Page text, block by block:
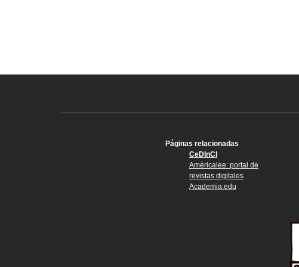
Páginas relacionadas
CeDInCI
Américalee: portal de
revistas digitales
Academia.edu